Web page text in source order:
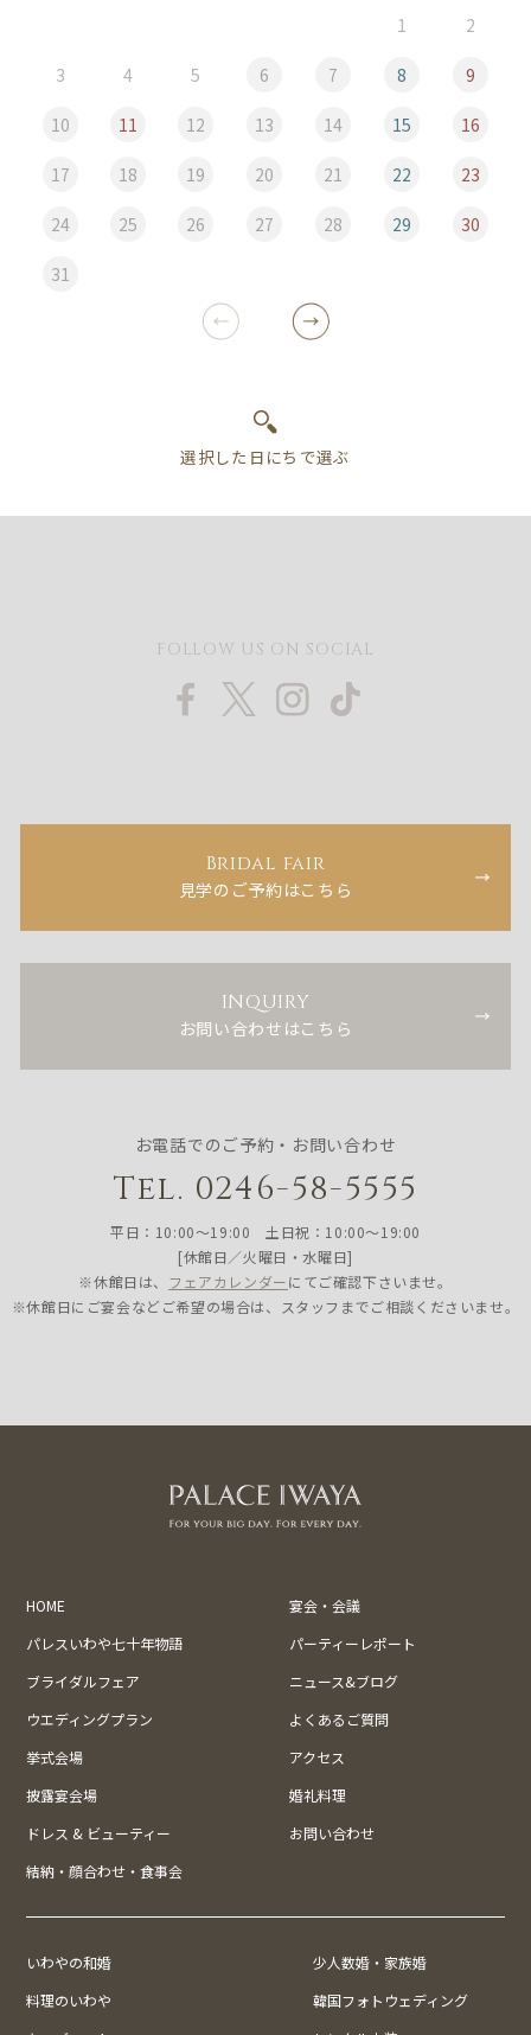
1 2
3 4 5 6 7 8 9
10 11 12 13 14 15 16
17 18 19 20 21 22 23
24 25 26 27 28 29 30
31
FOLLOW US ON SOCIAL
Bridal fair
見学のご予約はこちら
INQUIRY
お問い合わせはこちら
お電話でのご予約・お問い合わせ
Tel. 0246-58-5555
平日：10:00〜19:00 土日祝：10:00〜19:00
[休館日／火曜日・水曜日]
※休館日は、 フェアカレンダーにてご確認下さいませ。
※休館日にご宴会などご希望の場合は、スタッフまでご相談くださいませ。
HOME
宴会・会議
パレスいわや七十年物語
パーティーレポート
ブライダルフェア
ニュース&ブログ
ウエディングプラン
よくあるご質問
挙式会場
アクセス
披露宴会場
婚礼料理
ドレス & ビューティー
お問い合わせ
結納・顔合わせ・食事会
いわやの和婚
少人数婚・家族婚
料理のいわや
韓国フォトウェディング